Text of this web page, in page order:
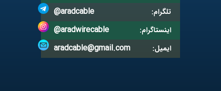
تلگرام: @aradcable
اینستاگرام: @aradwirecable
ایمیل: aradcable@gmail.com